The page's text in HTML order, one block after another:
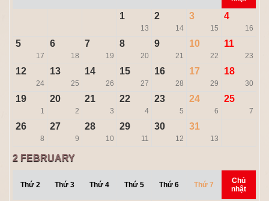
1
13
2
14
3
15
4
16
5
17
6
18
7
19
8
20
9
21
10
22
11
23
12
24
13
25
14
26
15
27
16
28
17
29
18
30
19
1
20
2
21
3
22
4
23
5
24
6
25
7
26
8
27
9
28
10
29
11
30
12
31
13
2 FEBRUARY
Thứ 2 Thứ 3 Thứ 4 Thứ 5 Thứ 6 Thứ 7
Chủ
nhật